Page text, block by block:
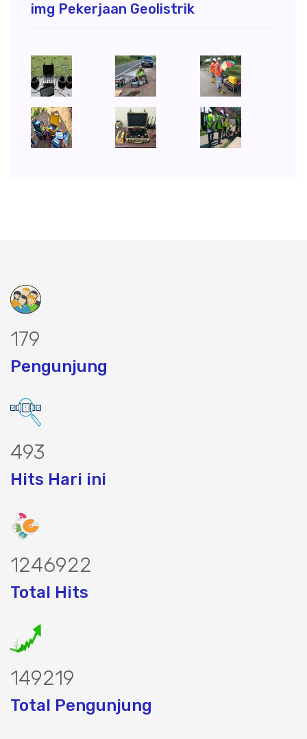
img Pekerjaan Geolistrik
232
Pengunjung
637
Hits Hari ini
1616546
Total Hits
193452
Total Pengunjung